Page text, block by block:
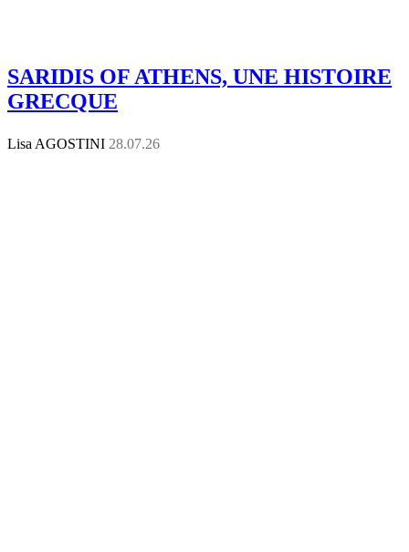
SARIDIS OF ATHENS, UNE HISTOIRE
GRECQUE
Lisa AGOSTINI 28.07.26